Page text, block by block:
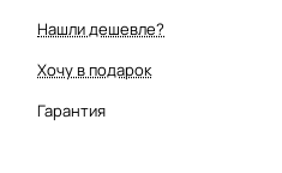
Нашли дешевле?
Хочу в подарок
Гарантия